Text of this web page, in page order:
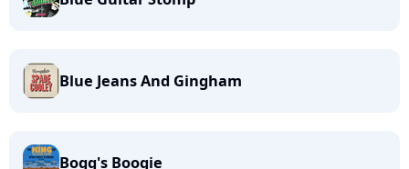
Blue Jeans And Gingham
Bogg's Boogie